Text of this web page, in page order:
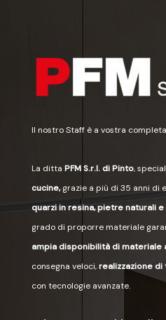
Il nostro Staff è a vostra
La ditta PFM S.r.l. di Pinto,
cucine,grazie a più di 35 anni di
quarzi in resina, pietre naturali
grado di proporre materiale
ampia disponibilità di materiale
consegna veloci,realizzazione di
con tecnologie avanzate.